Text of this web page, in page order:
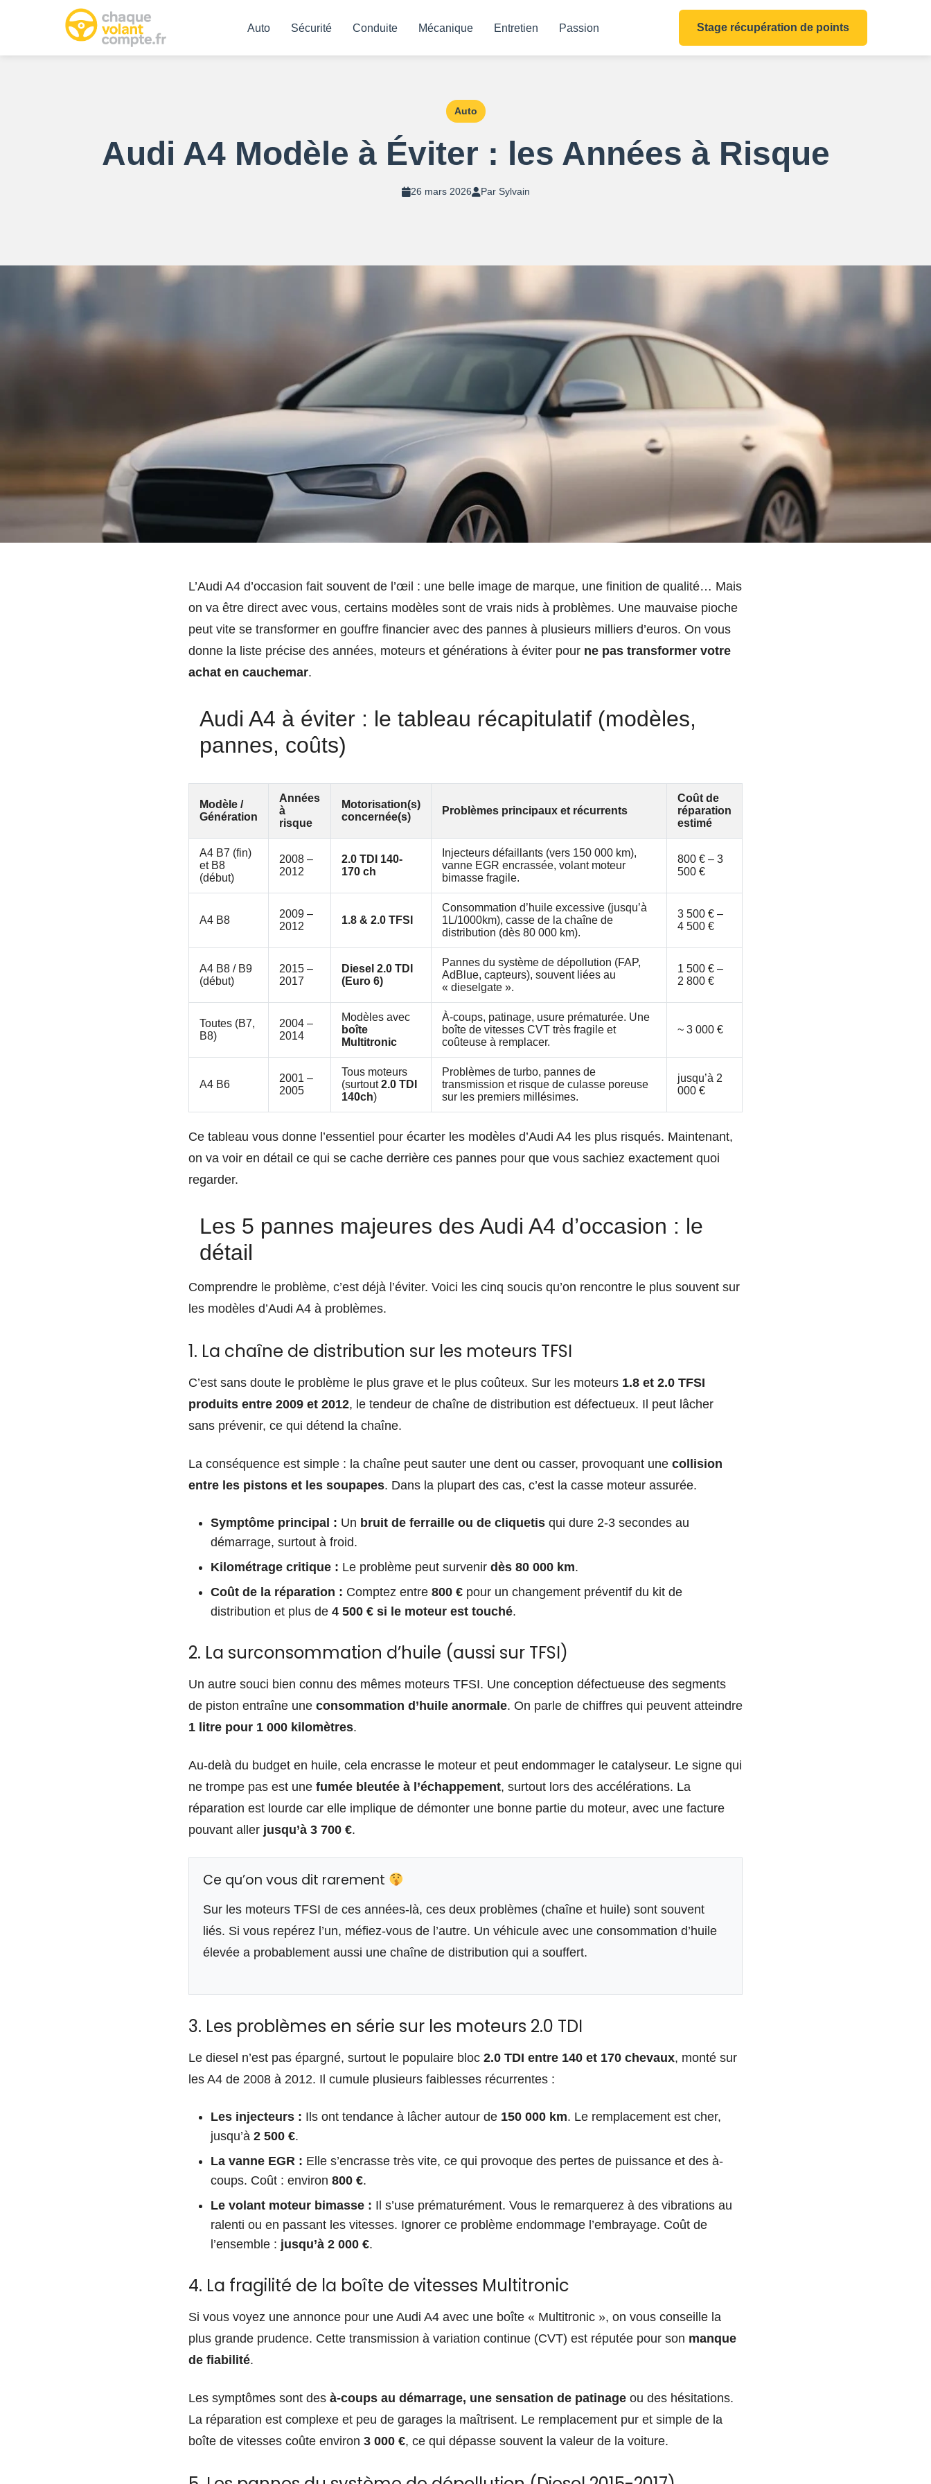
Auto Sécurité Conduite Mécanique Entretien Passion Stage récupération de points
Auto
Audi A4 Modèle à Éviter : les Années à Risque
26 mars 2026 Par Sylvain
L’Audi A4 d’occasion fait souvent de l’œil : une belle image de marque, une finition de qualité… Mais
on va être direct avec vous, certains modèles sont de vrais nids à problèmes. Une mauvaise pioche
peut vite se transformer en gouffre financier avec des pannes à plusieurs milliers d’euros. On vous
donne la liste précise des années, moteurs et générations à éviter pour ne pas transformer votre
achat en cauchemar.
Audi A4 à éviter : le tableau récapitulatif (modèles,
pannes, coûts)
Modèle /
Génération
Années
à
risque
Motorisation(s)
concernée(s)
Problèmes principaux et récurrents
Coût de
réparation
estimé
A4 B7 (fin)
et B8
(début)
2008 –
2012
2.0 TDI 140-
170 ch
Injecteurs défaillants (vers 150 000 km),
vanne EGR encrassée, volant moteur
bimasse fragile.
800 € – 3
500 €
A4 B8
2009 –
2012
1.8 & 2.0 TFSI
Consommation d’huile excessive (jusqu’à
1L/1000km), casse de la chaîne de
distribution (dès 80 000 km).
3 500 € –
4 500 €
A4 B8 / B9
(début)
2015 –
2017
Diesel 2.0 TDI
(Euro 6)
Pannes du système de dépollution (FAP,
AdBlue, capteurs), souvent liées au
« dieselgate ».
1 500 € –
2 800 €
Toutes (B7,
B8)
2004 –
2014
Modèles avec
boîte
Multitronic
À-coups, patinage, usure prématurée. Une
boîte de vitesses CVT très fragile et
coûteuse à remplacer.
~ 3 000 €
A4 B6
2001 –
2005
Tous moteurs
(surtout2.0 TDI
140ch)
Problèmes de turbo, pannes de
transmission et risque de culasse poreuse
sur les premiers millésimes.
jusqu’à 2
000 €
Ce tableau vous donne l’essentiel pour écarter les modèles d’Audi A4 les plus risqués. Maintenant,
on va voir en détail ce qui se cache derrière ces pannes pour que vous sachiez exactement quoi
regarder.
Les 5 pannes majeures des Audi A4 d’occasion : le
détail
Comprendre le problème, c’est déjà l’éviter. Voici les cinq soucis qu’on rencontre le plus souvent sur
les modèles d’Audi A4 à problèmes.
1. La chaîne de distribution sur les moteurs TFSI
C’est sans doute le problème le plus grave et le plus coûteux. Sur les moteurs 1.8 et 2.0 TFSI
produits entre 2009 et 2012, le tendeur de chaîne de distribution est défectueux. Il peut lâcher
sans prévenir, ce qui détend la chaîne.
La conséquence est simple : la chaîne peut sauter une dent ou casser, provoquant une collision
entre les pistons et les soupapes. Dans la plupart des cas, c’est la casse moteur assurée.
Symptôme principal : Un bruit de ferraille ou de cliquetis qui dure 2-3 secondes au
démarrage, surtout à froid.
Kilométrage critique : Le problème peut survenir dès 80 000 km.
Coût de la réparation : Comptez entre 800 € pour un changement préventif du kit de
distribution et plus de 4 500 € si le moteur est touché.
2. La surconsommation d’huile (aussi sur TFSI)
Un autre souci bien connu des mêmes moteurs TFSI. Une conception défectueuse des segments
de piston entraîne une consommation d’huile anormale. On parle de chiffres qui peuvent atteindre
1 litre pour 1 000 kilomètres.
Au-delà du budget en huile, cela encrasse le moteur et peut endommager le catalyseur. Le signe qui
ne trompe pas est une fumée bleutée à l’échappement, surtout lors des accélérations. La
réparation est lourde car elle implique de démonter une bonne partie du moteur, avec une facture
pouvant aller jusqu’à 3 700 €.
Ce qu’on vous dit rarement
Sur les moteurs TFSI de ces années-là, ces deux problèmes (chaîne et huile) sont souvent
liés. Si vous repérez l’un, méfiez-vous de l’autre. Un véhicule avec une consommation d’huile
élevée a probablement aussi une chaîne de distribution qui a souffert.
3. Les problèmes en série sur les moteurs 2.0 TDI
Le diesel n’est pas épargné, surtout le populaire bloc 2.0 TDI entre 140 et 170 chevaux, monté sur
les A4 de 2008 à 2012. Il cumule plusieurs faiblesses récurrentes :
Les injecteurs : Ils ont tendance à lâcher autour de 150 000 km. Le remplacement est cher,
jusqu’à 2 500 €.
La vanne EGR : Elle s’encrasse très vite, ce qui provoque des pertes de puissance et des à-
coups. Coût : environ 800 €.
Le volant moteur bimasse : Il s’use prématurément. Vous le remarquerez à des vibrations au
ralenti ou en passant les vitesses. Ignorer ce problème endommage l’embrayage. Coût de
l’ensemble : jusqu’à 2 000 €.
4. La fragilité de la boîte de vitesses Multitronic
Si vous voyez une annonce pour une Audi A4 avec une boîte « Multitronic », on vous conseille la
plus grande prudence. Cette transmission à variation continue (CVT) est réputée pour son manque
de fiabilité.
Les symptômes sont des à-coups au démarrage, une sensation de patinage ou des hésitations.
La réparation est complexe et peu de garages la maîtrisent. Le remplacement pur et simple de la
boîte de vitesses coûte environ 3 000 €, ce qui dépasse souvent la valeur de la voiture.